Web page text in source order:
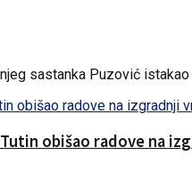
sastanka Puzović
obišao radove na